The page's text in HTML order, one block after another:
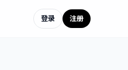
登录 注册